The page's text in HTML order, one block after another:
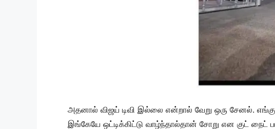
அதனால் விஜய் டிவி இல்லை என்றால் வேறு ஒரு சேனல்.
இங்கேயே ஒட்டிக்கிட்டு வாழ்ந்தால்தான் சோறு என குட்